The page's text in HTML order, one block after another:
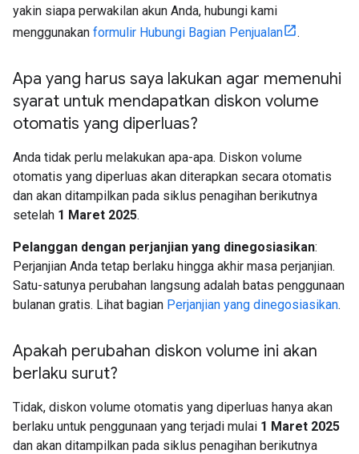
yakin siapa perwakilan akun Anda, hubungi kami
menggunakan formulir Hubungi Bagian Penjualan .
Apa yang harus saya lakukan agar memenuhi
syarat untuk mendapatkan diskon volume
otomatis yang diperluas?
Anda tidak perlu melakukan apa-apa. Diskon volume
otomatis yang diperluas akan diterapkan secara otomatis
dan akan ditampilkan pada siklus penagihan berikutnya
setelah 1 Maret 2025.
Pelanggan dengan perjanjian yang dinegosiasikan:
Perjanjian Anda tetap berlaku hingga akhir masa perjanjian.
Satu-satunya perubahan langsung adalah batas penggunaan
bulanan gratis. Lihat bagian Perjanjian yang dinegosiasikan.
Apakah perubahan diskon volume ini akan
berlaku surut?
Tidak, diskon volume otomatis yang diperluas hanya akan
berlaku untuk penggunaan yang terjadi mulai 1 Maret 2025
dan akan ditampilkan pada siklus penagihan berikutnya